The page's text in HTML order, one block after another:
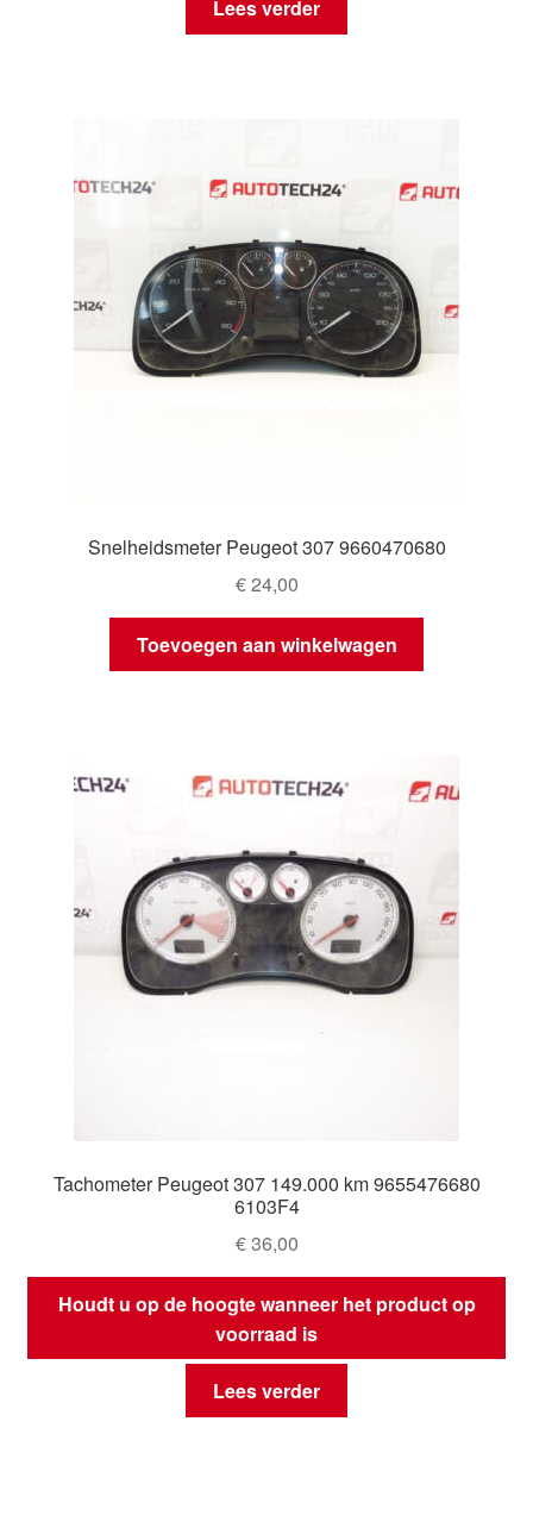
Lees verder
Snelheidsmeter Peugeot 307 9660470680
€24,00
Toevoegen aan winkelwagen
Tachometer Peugeot 307 149.000 km 9655476680
6103F4
€36,00
Houdt u op de hoogte wanneer het product op
voorraad is
Lees verder